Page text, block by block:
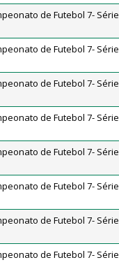
de Futebol 7- Série
de Futebol 7- Série
de Futebol 7- Série
de Futebol 7- Série
de Futebol 7- Série
de Futebol 7- Série
de Futebol 7- Série
de Futebol 7- Série